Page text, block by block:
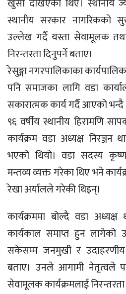
खुसी देखिएका थिए। स्थानीय
स्थानीय सरकार नागरिकको
उल्लेख गर्दै यस्ता सेवामूलक तथा
निरन्तरता दिनुपर्ने बताए।
रेसुङ्गा नगरपालिकाका
पनि समाजका लागि वडा
सकारात्मक कार्य गर्दै आएको भन्दै
९६ वर्षीय स्थानीय हिरामणि
कार्यक्रम वडा अध्यक्ष निरञ्जन
भएको थियो। वडा सदस्य
मन्तव्य व्यक्त गरेका थिए भने
रेखा अर्यालले गरेकी थिइन्।
कार्यक्रममा बोल्दै वडा
कार्यकाल समाप्त हुन
सकेसम्म जनमुखी र
बताए। उनले आगामी नेतृत्वले
सेवामूलक कार्यक्रमलाई निरन्तरता